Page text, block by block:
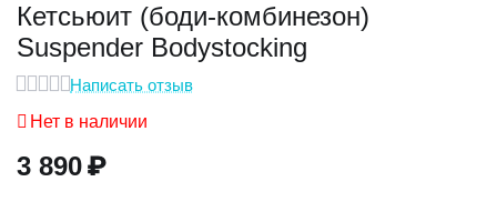
Кетсьюит (боди-комбинезон)
Suspender Bodystocking
Написать отзыв
Нет в наличии
3 890₽